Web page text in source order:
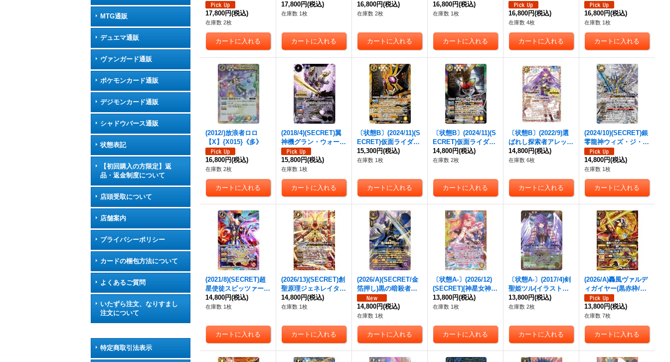
MTG通販
デュエマ通販
ヴァンガード通販
ポケモンカード通販
デジモンカード通販
シャドウバース通販
状態表記
【初回購入の方限定】返
品・返金制度について
店頭受取について
店舗案内
プライバシーポリシー
カードの梱包方法について
よくあるご質問
いたずら注文、なりすまし
注文について
特定商取引法表示
録)【X-SEC】{BSC21
-X03}《黄》
17,800円(税込)
在庫数 2枚
アブロ・ガンディノス
【AX-SEC】{BS76-A
17,800円(税込)
在庫数 1枚
シ・レーゼン【X-SE
C】{26RBS01-X04}
16,800円(税込)
在庫数 2枚
レミア【CP-SEC】{B
S75-CP04}《白》
16,800円(税込)
在庫数 1枚
SEC】{BS73-TCP04
a/BS73-TCP04b}
《白》
16,800円(税込)
在庫数 4枚
V-SEC】{BS66-XV01}
《赤》
16,800円(税込)
在庫数 1枚
(2012/)放浪者ロロ
【X】{X015}《多》
16,800円(税込)
在庫数 2枚
(2018/4)(SECRET)翼
神機グラン・ウォーデ
ン【X-SEC】{BS43-R
VX06}《白》
15,800円(税込)
在庫数 1枚
〔状態B〕(2024/11)(S
ECRET)仮面ライダー
レンゲルキングフォー
ム【XX-SEC】{CB31-
15,300円(税込)
在庫数 1枚
〔状態B〕(2024/11)(S
ECRET)仮面ライダー
鎧武極アームズ(CB31
収録)【XX-SEC】{CB
14,800円(税込)
在庫数 2枚
〔状態B〕(2022/9)選
ばれし探索者アレック
ス(銅/WILDBOUT)
【M】{BS52-RV007}
14,800円(税込)
在庫数 6枚
(2024/10)(SECRET)銀
零龍神ウィズ・ジ・ア
ンサー【CP-SEC】{B
S67-CP04}《白》
14,800円(税込)
在庫数 1枚
(2021/8)(SECRET)超
星使徒スピッツァード
ラゴン(BSC38収録)
【X-SEC】{SD51-X0
14,800円(税込)
在庫数 1枚
(2026/13)(SECRET)創
聖原理ジェネレイター
ドラゴン・梵【CP-SE
C】{BS76-CP01}
14,800円(税込)
在庫数 1枚
(2026/A)(SECRET/金
箔押し)黒の暗殺者オ
＝セロ【X-SEC】{26
RBS02-X06}《紫》
14,800円(税込)
在庫数 1枚
〔状態A-〕(2026/12)
(SECRET)[神星女神]
ノア・フルール(BSC5
1収録)【XX-SEC】{B
13,800円(税込)
在庫数 1枚
〔状態A-〕(2017/4)剣
聖姫ツル(イラスト違
い/BSC30収録)【X-S
EC】{BSC21-X03}
13,800円(税込)
在庫数 2枚
(2026/A)轟風ヴァルデ
ィガイヤー(黒赤枠/左
手玉/NOTFORSALE)
【X】{26RBS01-X03}
《赤》
13,800円(税込)
在庫数 7枚